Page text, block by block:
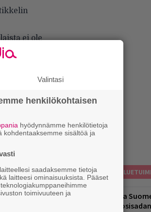
ei ole
julkaisi
Weezer palaa
Valintasi
henkilökohtaisen
hyödynnämme henkilötietoja
kohdentaaksemme sisältöä ja
saadaksemme tietoja
laitteesi ominaisuuksista. Pääset
toimivuuteen ja